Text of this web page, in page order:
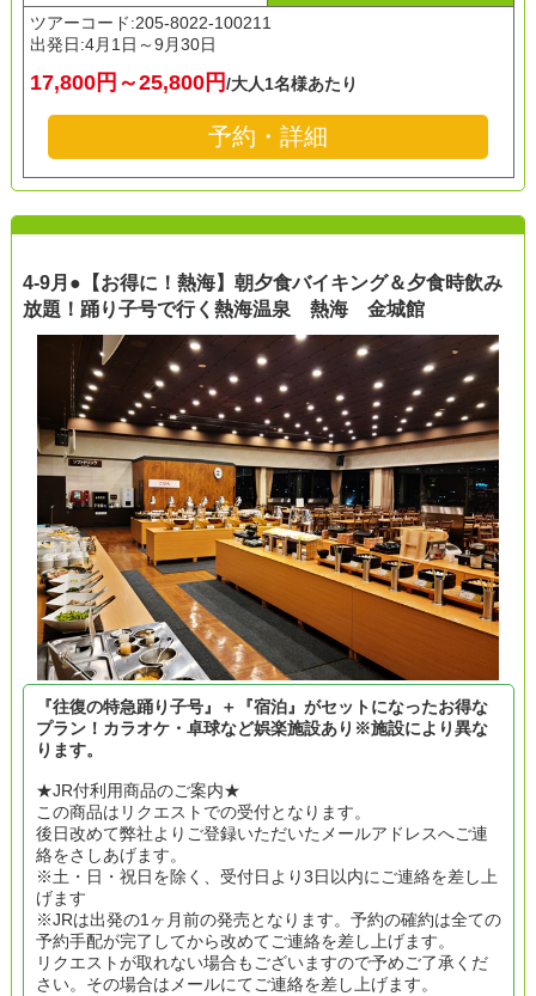
ツアーコード:205-8022-100211
出発日:4月1日～9月30日
17,800円～25,800円/大人1名様あたり
予約・詳細
4-9月●【お得に！熱海】朝夕食バイキング＆夕食時飲み
放題！踊り子号で行く熱海温泉 熱海 金城館
『往復の特急踊り子号』＋『宿泊』がセットになったお得な
プラン！カラオケ・卓球など娯楽施設あり※施設により異な
ります。
★JR付利用商品のご案内★
この商品はリクエストでの受付となります。
後日改めて弊社よりご登録いただいたメールアドレスへご連
絡をさしあげます。
※土・日・祝日を除く、受付日より3日以内にご連絡を差し上
げます
※JRは出発の1ヶ月前の発売となります。予約の確約は全ての
予約手配が完了してから改めてご連絡を差し上げます。
リクエストが取れない場合もございますので予めご了承くだ
さい。その場合はメールにてご連絡を差し上げます。